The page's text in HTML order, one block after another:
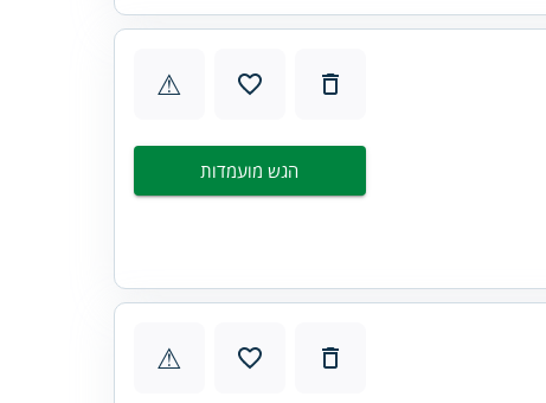
⚠
הגש מועמדות
⚠